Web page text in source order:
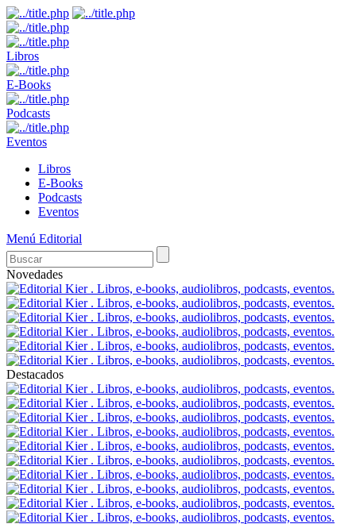
Libros
E-Books
Podcasts
Eventos
Libros
E-Books
Podcasts
Eventos
Menú Editorial
Novedades
Destacados